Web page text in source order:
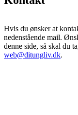
Hvis du ønsker at
nedenstående mail.
denne side, så skal du
web@ditungliv.dk.